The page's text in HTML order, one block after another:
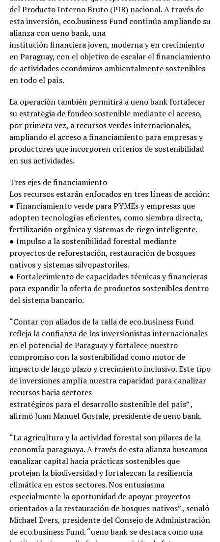
del Producto Interno Bruto (PIB) nacional. A través de
esta inversión, eco.business Fund continúa ampliando su
alianza con ueno bank, una
institución financiera joven, moderna y en crecimiento
en Paraguay, con el objetivo de escalar el financiamiento
de actividades económicas ambientalmente sostenibles
en todo el país.
La operación también permitirá a ueno bank fortalecer
su estrategia de fondeo sostenible mediante el acceso,
por primera vez, a recursos verdes internacionales,
ampliando el acceso a financiamiento para empresas y
productores que incorporen criterios de sostenibilidad
en sus actividades.
Tres ejes de financiamiento
Los recursos estarán enfocados en tres líneas de acción:
● Financiamiento verde para PYMEs y empresas que
adopten tecnologías eficientes, como siembra directa,
fertilización orgánica y sistemas de riego inteligente.
● Impulso a la sostenibilidad forestal mediante
proyectos de reforestación, restauración de bosques
nativos y sistemas silvopastoriles.
● Fortalecimiento de capacidades técnicas y financieras
para expandir la oferta de productos sostenibles dentro
del sistema bancario.
“Contar con aliados de la talla de eco.business Fund
refleja la confianza de los inversionistas internacionales
en el potencial de Paraguay y fortalece nuestro
compromiso con la sostenibilidad como motor de
impacto de largo plazo y crecimiento inclusivo. Este tipo
de inversiones amplía nuestra capacidad para canalizar
recursos hacia sectores
estratégicos para el desarrollo sostenible del país” ,
afirmó Juan Manuel Gustale, presidente de ueno bank.
“La agricultura y la actividad forestal son pilares de la
economía paraguaya. A través de esta alianza buscamos
canalizar capital hacia prácticas sostenibles que
protejan la biodiversidad y fortalezcan la resiliencia
climática en estos sectores. Nos entusiasma
especialmente la oportunidad de apoyar proyectos
orientados a la restauración de bosques nativos” , señaló
Michael Evers, presidente del Consejo de Administración
de eco.business Fund. “ueno bank se destaca como una